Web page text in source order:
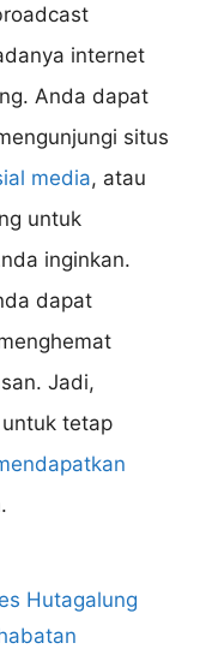
internet
Anda dapat
situs
media, atau
untuk
inginkan.
dapat
Jadi,
tetap
Hutagalung